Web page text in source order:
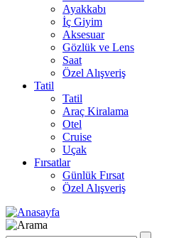
Ayakkabı
İç Giyim
Aksesuar
Gözlük ve Lens
Saat
Özel Alışveriş
Tatil
Tatil
Araç Kiralama
Otel
Cruise
Uçak
Fırsatlar
Günlük Fırsat
Özel Alışveriş